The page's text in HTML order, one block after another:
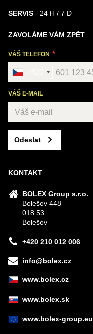
SERVIS - 24 H / 7 D
ZAVOLÁME VÁM ZPĚT
VÁŠ TELEFON
VÁŠ E-MAIL
Odeslat
KONTAKT
BOLEX Group s.r.o.
Bolešov 448
018 53
Bolešov
+420 210 012 006
info@bolex.cz
www.bolex.cz
www.bolex.sk
www.bolex-group.eu